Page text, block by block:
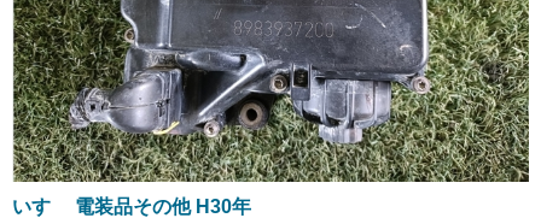
いすゞ 電装品その他 H30年